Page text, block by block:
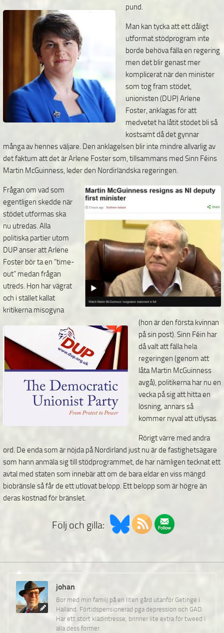
pund.
Man kan tycka att ett dåligt
utformat stödprogram inte
borde behöva fälla en regering
men det blir genast mer
komplicerat när den minister
som tog fram stödet,
unionisten (DUP) Arlene
Foster, anklagas för att
medvetet ha låtit stödet bli så
kostsamt då det gynnar
många av hennes väljare. Den anklagelsen blir inte mindre allvarlig av
det faktum att det är Arlene Foster som, tillsammans med Sinn Féins
Martin McGuinness, leder den Nordirländska regeringen.
Frågan om vad som
egentligen skedde när
stödet utformas ska
nu utredas. Alla
politiska partier utom
DUP anser att Arlene
Foster bör ta en ”time-
out” medan frågan
utreds. Hon har vägrat
och i stället kallat
kritikerna misogyna
(hon är den första kvinnan
på sin post). Sinn Féin har
då valt att fälla hela
regeringen (genom att
låta Martin McGuinness
avgå), politikerna har nu en
vecka på sig att hitta en
lösning, annars så
kommer nyval att utlysas.
Rörigt värre med andra
ord. De enda som är nöjda på Nordirland just nu är de fastighetsägare
som hann anmäla sig till stödprogrammet, de har nämligen tecknat ett
avtal med staten som innebär att om de bara eldar en viss mängd
biobränsle så får de ett utlovat belopp. Ett belopp som är högre än
deras kostnad för bränslet.
Följ och gilla:
johan
Bor med min familj på en liten gård utanför Getinge i
Halland. Förtidspensionerad pga depression och GAD.
Har ett stort klädintresse, brinner lite extra för tweed i
alla dess former.